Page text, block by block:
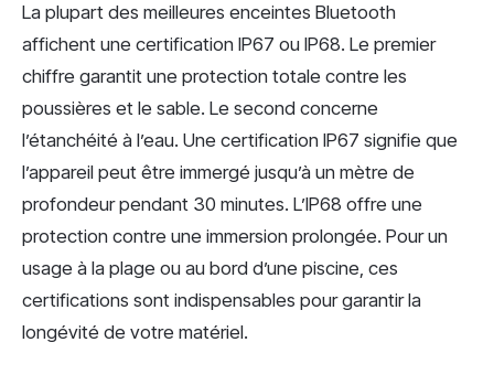
La plupart des meilleures enceintes Bluetooth
affichent une certification IP67 ou IP68. Le premier
chiffre garantit une protection totale contre les
poussières et le sable. Le second concerne
l’étanchéité à l’eau. Une certification IP67 signifie que
l’appareil peut être immergé jusqu’à un mètre de
profondeur pendant 30 minutes. L’IP68 offre une
protection contre une immersion prolongée. Pour un
usage à la plage ou au bord d’une piscine, ces
certifications sont indispensables pour garantir la
longévité de votre matériel.